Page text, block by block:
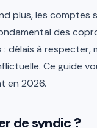
plus, les comptes
des
: délais à
Ce guide
en 2026.
de syndic ?